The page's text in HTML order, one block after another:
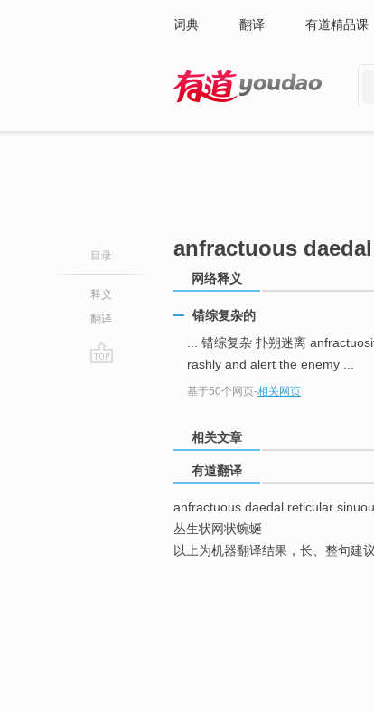
词典 翻译 有道精品课
目录
释义
翻译
anfractuous
网络释义
错综复杂的
... 错综复杂 扑朔迷离
rashly and alert the enemy ...
基于50个网页-相关网页
相关文章
有道翻译
anfractuous daedal reticular
丛生状网状蜿蜒
以上为机器翻译结果，长、整句建